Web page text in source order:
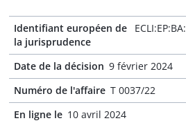
Identifiant européen de
la jurisprudence
Date de la décision 9 février 2024
Numéro de l'affaire T 0037/22
En ligne le 10 avril 2024